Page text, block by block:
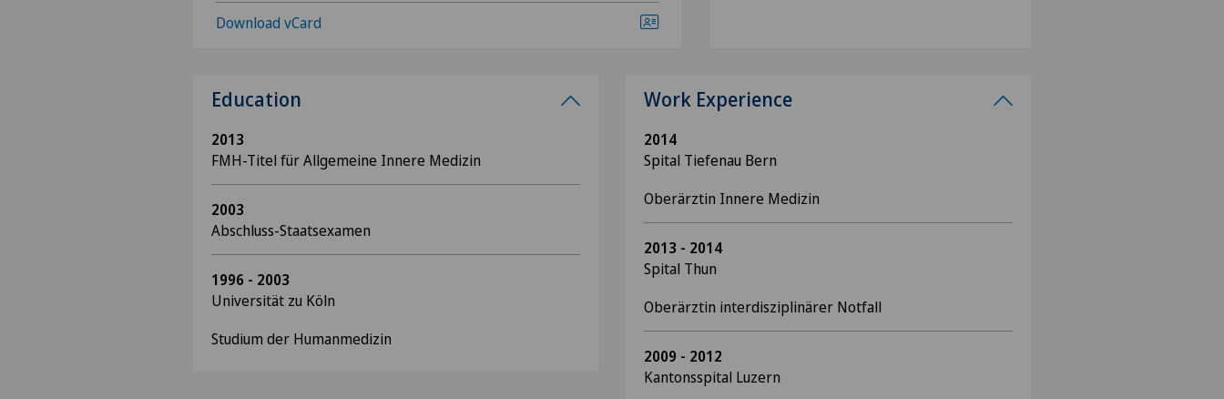
Download vCard
Education
2013
FMH-Titel für Allgemeine Innere Medizin
2003
Abschluss-Staatsexamen
1996 - 2003
Universität zu Köln
Studium der Humanmedizin
Work Experience
2014
Spital Tiefenau Bern
Oberärztin Innere Medizin
2013 - 2014
Spital Thun
Oberärztin interdisziplinärer Notfall
2009 - 2012
Kantonsspital Luzern